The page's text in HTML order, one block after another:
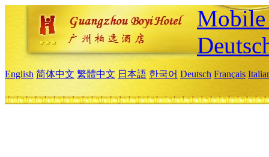
English 简体中文 繁體中文 日本語 한국어 Deutsch Français